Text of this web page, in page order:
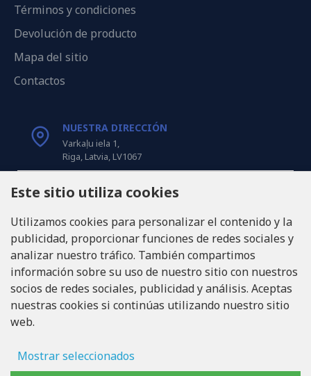
Términos y condiciones
Devolución de producto
Mapa del sitio
Contactos
NUESTRA DIRECCIÓN
Varkaļu iela 1,
Riga, Latvia, LV1067
LLÁMANOS
INFO@LUKONS.COM
DETALLES DE LA COMPAÑÍA
RITONE SIA
Domicilio legal: Rīga, Zasulauka iela 32 - 7, LV-1046
Este sitio utiliza cookies
Utilizamos cookies para personalizar el contenido y la
publicidad, proporcionar funciones de redes sociales y
analizar nuestro tráfico. También compartimos
información sobre su uso de nuestro sitio con nuestros
socios de redes sociales, publicidad y análisis. Aceptas
nuestras cookies si continúas utilizando nuestro sitio
web.
Mostrar seleccionados